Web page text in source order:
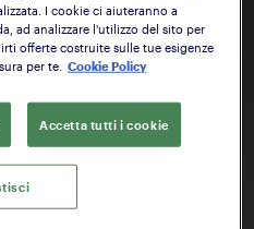
I cookie ci aiuteranno a
ad analizzare l'utilizzo del sito per
offerte costruite sulle tue esigenze
per te.
Cookie Policy
Accetta tutti i cookie